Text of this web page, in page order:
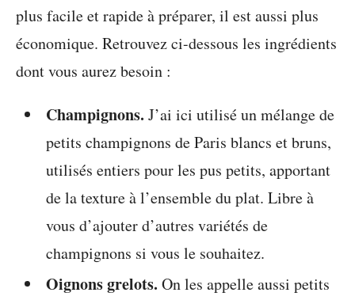
plus facile et rapide à préparer, il est aussi plus
économique. Retrouvez ci-dessous les ingrédients
dont vous aurez besoin :
Champignons. J’ai ici utilisé un mélange de
petits champignons de Paris blancs et bruns,
utilisés entiers pour les pus petits, apportant
de la texture à l’ensemble du plat. Libre à
vous d’ajouter d’autres variétés de
champignons si vous le souhaitez.
Oignons grelots. On les appelle aussi petits